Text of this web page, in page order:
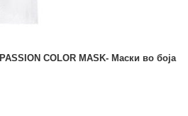
PASSION COLOR MASK- Маски во боја